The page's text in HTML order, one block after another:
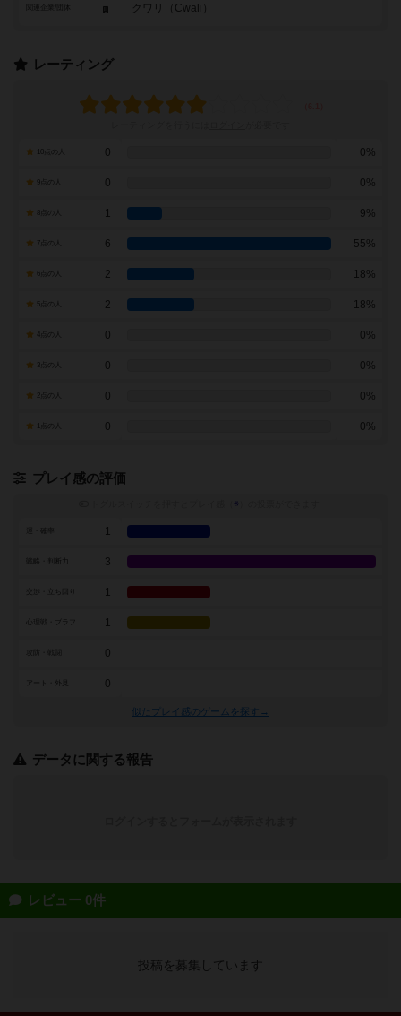
クワリ（Cwali）
レーティング
0 0%
0 0%
1 9%
7点の人 6 55%
2 18%
2 18%
0 0%
0 0%
0 0%
0 0%
プレイ感の評価
※
1
戦略・判断力 3
1
1
0
アート・外見 0
似たプレイ感のゲームを探す→
データに関する報告
レビュー 0件
投稿を募集しています